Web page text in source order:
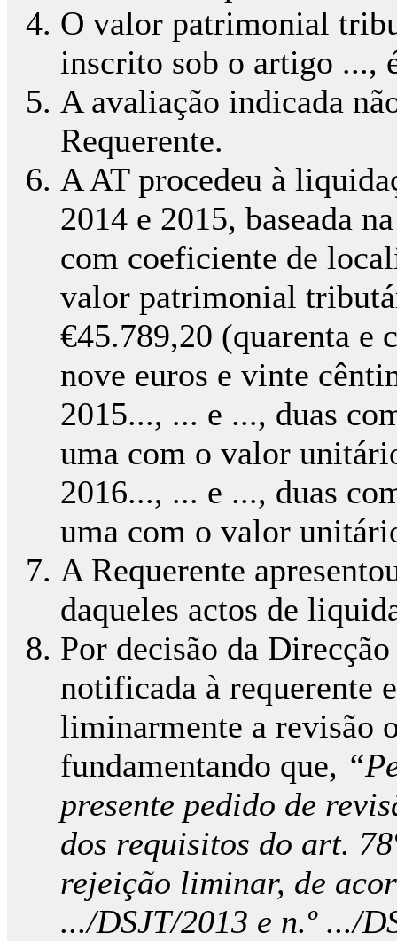
O valor patrimonial
inscrito sob o artigo ...,
A avaliação indicada
Requerente.
A AT procedeu à
2014 e 2015, baseada
com coeficiente de
valor patrimonial
€45.789,20 (quarenta e
nove euros e vinte
2015..., ... e ..., duas
uma com o valor
2016..., ... e ..., duas
uma com o valor
A Requerente
daqueles actos de
Por decisão da
notificada à requerente
liminarmente a revisão
fundamentando que,
presente pedido de
dos requisitos do art.
rejeição liminar, de
.../DSJT/2013 e n.º .../